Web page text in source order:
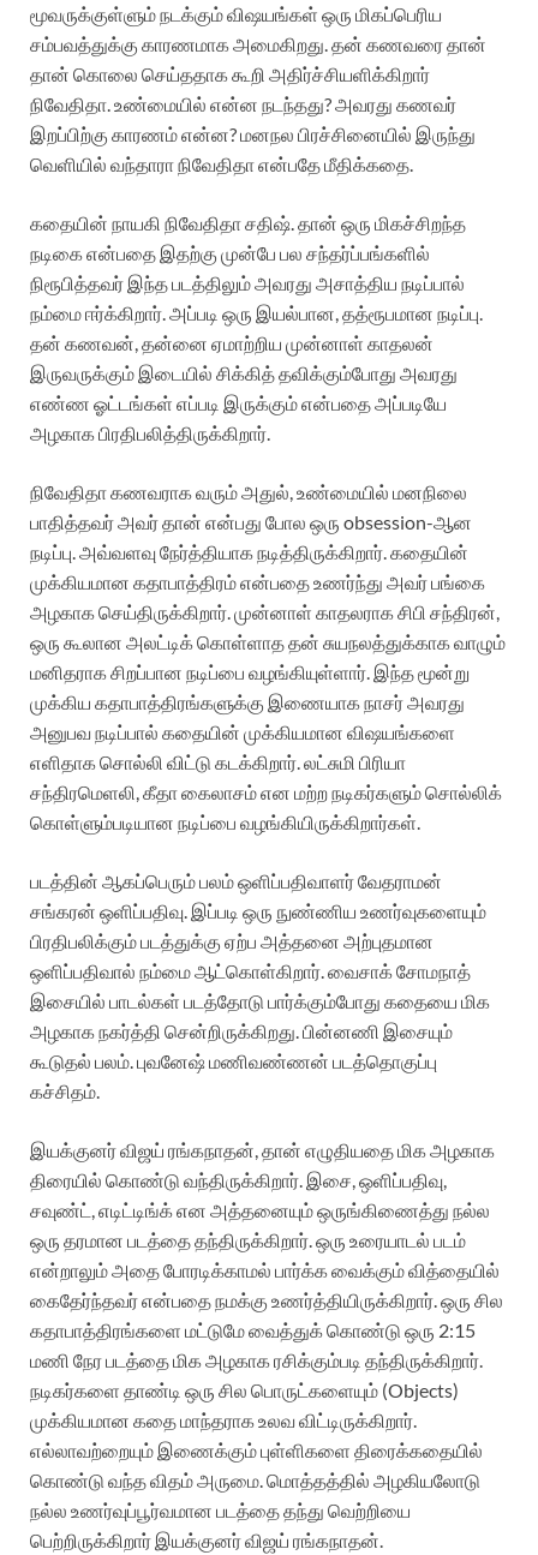
மூவருக்குள்ளும் நடக்கும் விஷயங்கள் ஒரு மிகப்பெரிய
சம்பவத்துக்கு காரணமாக அமைகிறது. தன் கணவரை தான்
தான் கொலை செய்ததாக கூறி அதிர்ச்சியளிக்கிறார்
நிவேதிதா. உண்மையில் என்ன நடந்தது? அவரது கணவர்
இறப்பிற்கு காரணம் என்ன? மனநல பிரச்சினையில் இருந்து
வெளியில் வந்தாரா நிவேதிதா என்பதே மீதிக்கதை.
கதையின் நாயகி நிவேதிதா சதிஷ். தான் ஒரு மிகச்சிறந்த
நடிகை என்பதை இதற்கு முன்பே பல சந்தர்ப்பங்களில்
நிரூபித்தவர் இந்த படத்திலும் அவரது அசாத்திய நடிப்பால்
நம்மை ஈர்க்கிறார். அப்படி ஒரு இயல்பான, தத்ரூபமான நடிப்பு.
தன் கணவன், தன்னை ஏமாற்றிய முன்னாள் காதலன்
இருவருக்கும் இடையில் சிக்கித் தவிக்கும்போது அவரது
எண்ண ஓட்டங்கள் எப்படி இருக்கும் என்பதை அப்படியே
அழகாக பிரதிபலித்திருக்கிறார்.
நிவேதிதா கணவராக வரும் அதுல், உண்மையில் மனநிலை
பாதித்தவர் அவர் தான் என்பது போல ஒரு obsession-ஆன
நடிப்பு. அவ்வளவு நேர்த்தியாக நடித்திருக்கிறார். கதையின்
முக்கியமான கதாபாத்திரம் என்பதை உணர்ந்து அவர் பங்கை
அழகாக செய்திருக்கிறார். முன்னாள் காதலராக சிபி சந்திரன்,
ஒரு கூலான அலட்டிக் கொள்ளாத தன் சுயநலத்துக்காக வாழும்
மனிதராக சிறப்பான நடிப்பை வழங்கியுள்ளார். இந்த மூன்று
முக்கிய கதாபாத்திரங்களுக்கு இணையாக நாசர் அவரது
அனுபவ நடிப்பால் கதையின் முக்கியமான விஷயங்களை
எளிதாக சொல்லி விட்டு கடக்கிறார். லட்சுமி பிரியா
சந்திரமெளலி, கீதா கைலாசம் என மற்ற நடிகர்களும் சொல்லிக்
கொள்ளும்படியான நடிப்பை வழங்கியிருக்கிறார்கள்.
படத்தின் ஆகப்பெரும் பலம் ஒளிப்பதிவாளர் வேதராமன்
சங்கரன் ஒளிப்பதிவு. இப்படி ஒரு நுண்ணிய உணர்வுகளையும்
பிரதிபலிக்கும் படத்துக்கு ஏற்ப அத்தனை அற்புதமான
ஒளிப்பதிவால் நம்மை ஆட்கொள்கிறார். வைசாக் சோமநாத்
இசையில் பாடல்கள் படத்தோடு பார்க்கும்போது கதையை மிக
அழகாக நகர்த்தி சென்றிருக்கிறது. பின்னணி இசையும்
கூடுதல் பலம். புவனேஷ் மணிவண்ணன் படத்தொகுப்பு
கச்சிதம்.
இயக்குனர் விஜய் ரங்கநாதன், தான் எழுதியதை மிக அழகாக
திரையில் கொண்டு வந்திருக்கிறார். இசை, ஒளிப்பதிவு,
சவுண்ட், எடிட்டிங்க் என அத்தனையும் ஒருங்கிணைத்து நல்ல
ஒரு தரமான படத்தை தந்திருக்கிறார். ஒரு உரையாடல் படம்
என்றாலும் அதை போரடிக்காமல் பார்க்க வைக்கும் வித்தையில்
கைதேர்ந்தவர் என்பதை நமக்கு உணர்த்தியிருக்கிறார். ஒரு சில
கதாபாத்திரங்களை மட்டுமே வைத்துக் கொண்டு ஒரு 2:15
மணி நேர படத்தை மிக அழகாக ரசிக்கும்படி தந்திருக்கிறார்.
நடிகர்களை தாண்டி ஒரு சில பொருட்களையும் (Objects)
முக்கியமான கதை மாந்தராக உலவ விட்டிருக்கிறார்.
எல்லாவற்றையும் இணைக்கும் புள்ளிகளை திரைக்கதையில்
கொண்டு வந்த விதம் அருமை. மொத்தத்தில் அழகியலோடு
நல்ல உணர்வுப்பூர்வமான படத்தை தந்து வெற்றியை
பெற்றிருக்கிறார் இயக்குனர் விஜய் ரங்கநாதன்.